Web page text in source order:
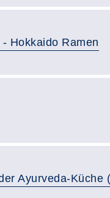
Hokkaido Ramen
Ayurveda-Küche